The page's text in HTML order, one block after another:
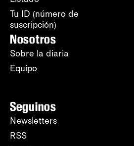
Tu ID (número de
suscripción)
Nosotros
Sobre la diaria
Equipo
Seguinos
Newsletters
RSS